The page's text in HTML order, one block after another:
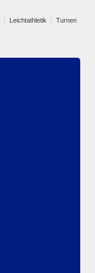
Leichtathletik Turnen